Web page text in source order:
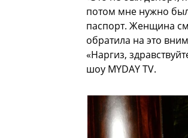
потом мне нужно
паспорт. Женщина
обратила на это
«Наргиз,
шоу MYDAY TV.